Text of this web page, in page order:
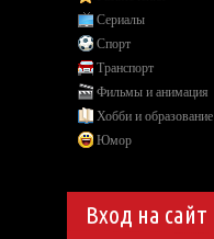
Сериалы
Спорт
Транспорт
Фильмы и анимация
Хобби и образование
Юмор
Вход на сайт